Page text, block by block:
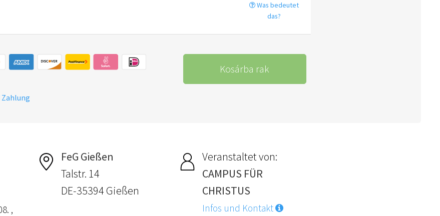
Was bedeutet
das?
Kosárba rak
,
FeG Gießen
Talstr. 14
DE-35394 Gießen
Veranstaltet von:
CAMPUS FÜR
CHRISTUS
Infos und Kontakt